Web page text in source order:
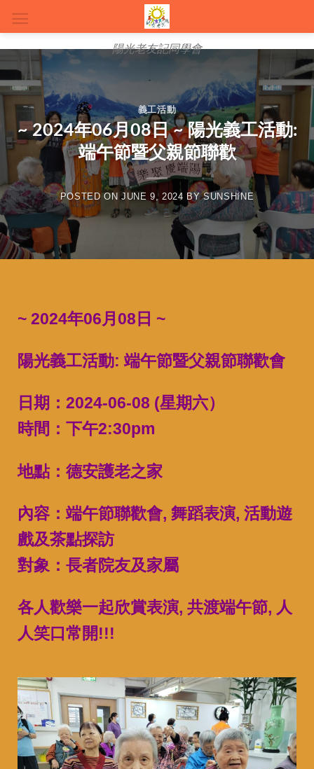
陽光老友記同學會
義工活動
~ 2024年06月08日 ~ 陽光義工活動:
端午節暨父親節聯歡
POSTED ONJUNE 9, 2024 BYSUNSHINE
~ 2024年06月08日 ~
陽光義工活動: 端午節暨父親節聯歡會
日期：2024-06-08 (星期六）
時間：下午2:30pm
地點：德安護老之家
內容：端午節聯歡會, 舞蹈表演, 活動遊
戲及茶點探訪
對象：長者院友及家屬
各人歡樂一起欣賞表演, 共渡端午節, 人
人笑口常開!!!